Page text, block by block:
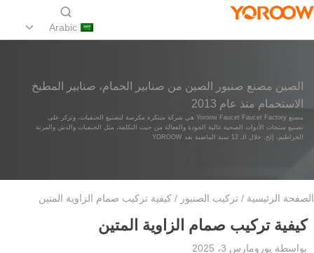
Arabic
الصين مصنع صنبور الصين من صنابير الحمام، صنابير المطبخ
الاستحمام منذ عام 2013
مصنع Yoroow Faucet Faucet Factory هي شركة مبتكرة مكرسة لتصنيع الحنفيات، وتركز على
تصنيع منتجات الأدوات الصحية عالية الجودة والفعالة من حيث التكلفة، مثل الحنفيات والدش والمرنة
الخراطيم، إلخ. خلال الـ 12 سنة الماضية بعد YOROOW
الصفحة الرئيسية / تركيب الصنبور / كيفية تركيب صمام الزاوية المتين
كيفية تركيب صمام الزاوية المتين
بواسطة يورومارس 3، 2025